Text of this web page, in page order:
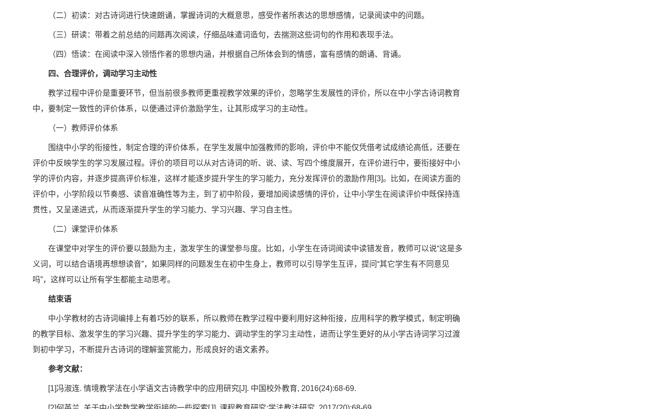
（二）初读：对古诗词进行快速朗诵，掌握诗词的大概意思，感受作者所表达的思想感情，记录阅读中的问题。
（三）研读：带着之前总结的问题再次阅读，仔细品味遣词造句，去揣测这些词句的作用和表现手法。
（四）悟读：在阅读中深入领悟作者的思想内涵，并根据自己所体会到的情感，富有感情的朗诵、背诵。
四、合理评价，调动学习主动性
教学过程中评价是重要环节，但当前很多教师更重视教学效果的评价，忽略学生发展性的评价，所以在中小学古诗词教育
中，要制定一致性的评价体系，以便通过评价激励学生，让其形成学习的主动性。
（一）教师评价体系
围绕中小学的衔接性，制定合理的评价体系，在学生发展中加强教师的影响，评价中不能仅凭借考试成绩论高低，还要在
评价中反映学生的学习发展过程。评价的项目可以从对古诗词的听、说、读、写四个维度展开，在评价进行中，要衔接好中小
学的评价内容，并逐步提高评价标准，这样才能逐步提升学生的学习能力，充分发挥评价的激励作用[3]。比如，在阅读方面的
评价中，小学阶段以节奏感、读音准确性等为主，到了初中阶段，要增加阅读感情的评价，让中小学生在阅读评价中既保持连
贯性，又呈递进式，从而逐渐提升学生的学习能力、学习兴趣、学习自主性。
（二）课堂评价体系
在课堂中对学生的评价要以鼓励为主，激发学生的课堂参与度。比如，小学生在诗词阅读中读错发音，教师可以说“这是多
义词，可以结合语境再想想读音”，如果同样的问题发生在初中生身上，教师可以引导学生互评，提问“其它学生有不同意见
吗”，这样可以让所有学生都能主动思考。
结束语
中小学教材的古诗词编排上有着巧妙的联系，所以教师在教学过程中要利用好这种衔接，应用科学的教学模式，制定明确
的教学目标、激发学生的学习兴趣、提升学生的学习能力、调动学生的学习主动性，进而让学生更好的从小学古诗词学习过渡
到初中学习，不断提升古诗词的理解鉴赏能力，形成良好的语文素养。
参考文献：
[1]冯淑连. 情境教学法在小学语文古诗教学中的应用研究[J]. 中国校外教育, 2016(24):68-69.